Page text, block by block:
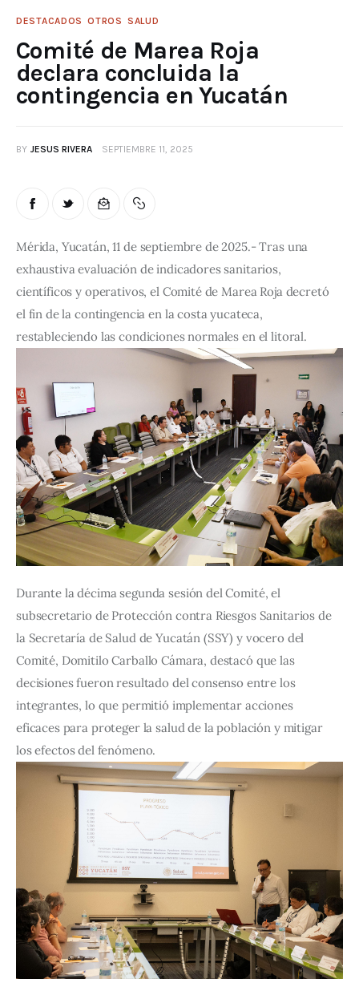
DESTACADOS OTROS SALUD
Comité de Marea Roja
declara concluida la
contingencia en Yucatán
BY JESUS RIVERA SEPTIEMBRE 11, 2025
Mérida, Yucatán, 11 de septiembre de 2025.- Tras una
exhaustiva evaluación de indicadores sanitarios,
científicos y operativos, el Comité de Marea Roja decretó
el fin de la contingencia en la costa yucateca,
restableciendo las condiciones normales en el litoral.
Durante la décima segunda sesión del Comité, el
subsecretario de Protección contra Riesgos Sanitarios de
la Secretaría de Salud de Yucatán (SSY) y vocero del
Comité, Domitilo Carballo Cámara, destacó que las
decisiones fueron resultado del consenso entre los
integrantes, lo que permitió implementar acciones
eficaces para proteger la salud de la población y mitigar
los efectos del fenómeno.